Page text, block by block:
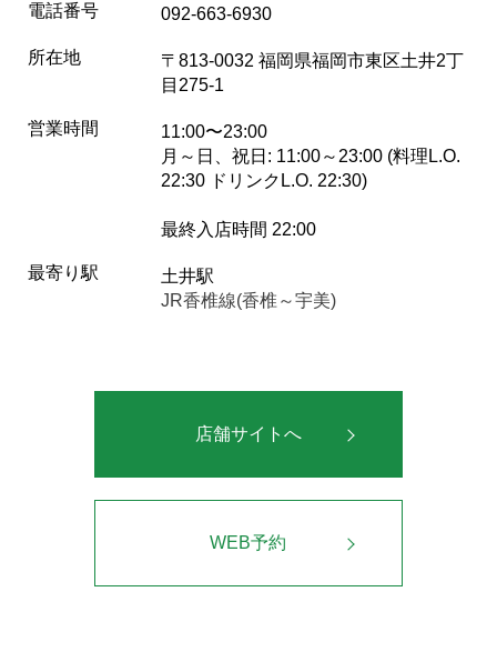
電話番号 092-663-6930
所在地
〒813-0032 福岡県福岡市東区土井2丁
目275-1
営業時間
11:00〜23:00
月～日、祝日: 11:00～23:00 (料理L.O.
22:30 ドリンクL.O. 22:30)
最終入店時間 22:00
最寄り駅
土井駅
JR香椎線(香椎～宇美)
店舗サイトへ
WEB予約